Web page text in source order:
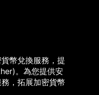
幣兌換服務，提
。為您提供安
，拓展加密貨幣